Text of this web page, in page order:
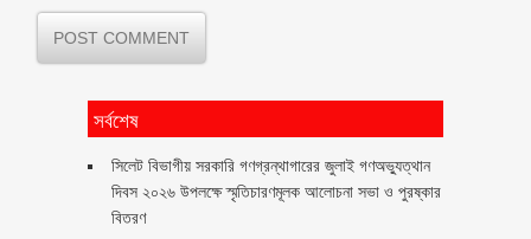
সর্বশেষ
সিলেট বিভাগীয় সরকারি গণগ্রন্থাগারের জুলাই গণঅভ্যুত্থান
দিবস ২০২৬ উপলক্ষে স্মৃতিচারণমূলক আলোচনা সভা ও পুরষ্কার
বিতরণ ‎ ‎